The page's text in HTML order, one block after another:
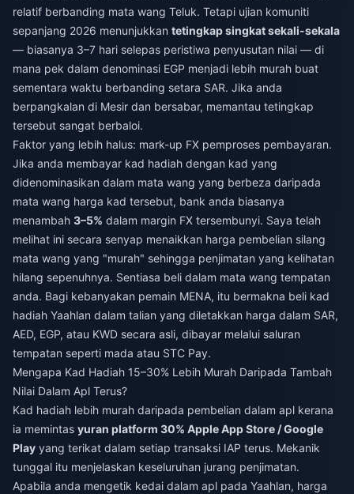
relatif berbanding mata wang Teluk. Tetapi ujian komuniti
sepanjang 2026 menunjukkan tetingkap singkat sekali-sekala
— biasanya 3–7 hari selepas peristiwa penyusutan nilai — di
mana pek dalam denominasi EGP menjadi lebih murah buat
sementara waktu berbanding setara SAR. Jika anda
berpangkalan di Mesir dan bersabar, memantau tetingkap
tersebut sangat berbaloi.
Faktor yang lebih halus: mark-up FX pemproses pembayaran.
Jika anda membayar kad hadiah dengan kad yang
didenominasikan dalam mata wang yang berbeza daripada
mata wang harga kad tersebut, bank anda biasanya
menambah 3–5% dalam margin FX tersembunyi. Saya telah
melihat ini secara senyap menaikkan harga pembelian silang
mata wang yang "murah" sehingga penjimatan yang kelihatan
hilang sepenuhnya. Sentiasa beli dalam mata wang tempatan
anda. Bagi kebanyakan pemain MENA, itu bermakna beli kad
hadiah Yaahlan dalam talian yang diletakkan harga dalam SAR,
AED, EGP, atau KWD secara asli, dibayar melalui saluran
tempatan seperti mada atau STC Pay.
Mengapa Kad Hadiah 15–30% Lebih Murah Daripada Tambah
Nilai Dalam Apl Terus?
Kad hadiah lebih murah daripada pembelian dalam apl kerana
ia memintas yuran platform 30% Apple App Store / Google
Play yang terikat dalam setiap transaksi IAP terus. Mekanik
tunggal itu menjelaskan keseluruhan jurang penjimatan.
Apabila anda mengetik kedai dalam apl pada Yaahlan, harga